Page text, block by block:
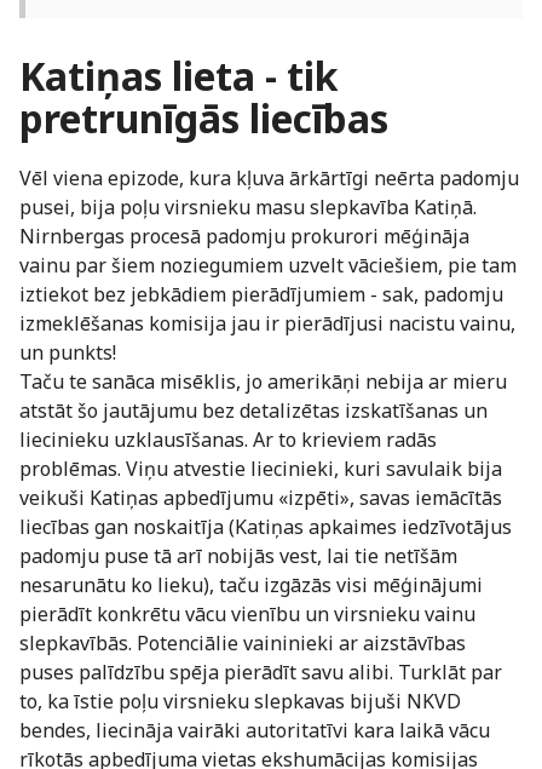
Katiņas lieta - tik
pretrunīgās liecības
Vēl viena epizode, kura kļuva ārkārtīgi neērta padomju
pusei, bija poļu virsnieku masu slepkavība Katiņā.
Nirnbergas procesā padomju prokurori mēģināja
vainu par šiem noziegumiem uzvelt vāciešiem, pie tam
iztiekot bez jebkādiem pierādījumiem - sak, padomju
izmeklēšanas komisija jau ir pierādījusi nacistu vainu,
un punkts!
Taču te sanāca misēklis, jo amerikāņi nebija ar mieru
atstāt šo jautājumu bez detalizētas izskatīšanas un
liecinieku uzklausīšanas. Ar to krieviem radās
problēmas. Viņu atvestie liecinieki, kuri savulaik bija
veikuši Katiņas apbedījumu «izpēti», savas iemācītās
liecības gan noskaitīja (Katiņas apkaimes iedzīvotājus
padomju puse tā arī nobijās vest, lai tie netīšām
nesarunātu ko lieku), taču izgāzās visi mēģinājumi
pierādīt konkrētu vācu vienību un virsnieku vainu
slepkavībās. Potenciālie vaininieki ar aizstāvības
puses palīdzību spēja pierādīt savu alibi. Turklāt par
to, ka īstie poļu virsnieku slepkavas bijuši NKVD
bendes, liecināja vairāki autoritatīvi kara laikā vācu
rīkotās apbedījuma vietas ekshumācijas komisijas